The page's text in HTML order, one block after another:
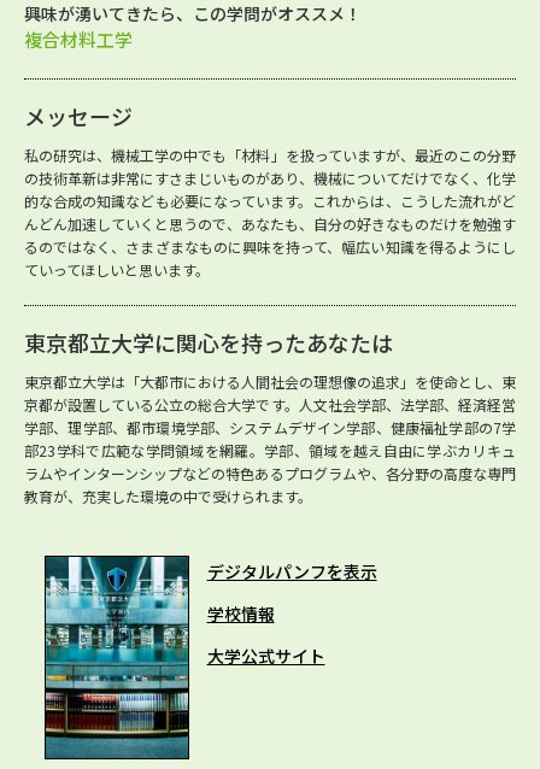
興味が湧いてきたら、この学問がオススメ！
複合材料工学
メッセージ
私の研究は、機械工学の中でも「材料」を扱っていますが、最近のこの分野
の技術革新は非常にすさまじいものがあり、機械についてだけでなく、化学
的な合成の知識なども必要になっています。これからは、こうした流れがど
んどん加速していくと思うので、あなたも、自分の好きなものだけを勉強す
るのではなく、さまざまなものに興味を持って、幅広い知識を得るようにし
ていってほしいと思います。
東京都立大学に関心を持ったあなたは
東京都立大学は「大都市における人間社会の理想像の追求」を使命とし、東
京都が設置している公立の総合大学です。人文社会学部、法学部、経済経営
学部、理学部、都市環境学部、システムデザイン学部、健康福祉学部の7学
部23学科で広範な学問領域を網羅。学部、領域を越え自由に学ぶカリキュ
ラムやインターンシップなどの特色あるプログラムや、各分野の高度な専門
教育が、充実した環境の中で受けられます。
デジタルパンフを表示
学校情報
大学公式サイト